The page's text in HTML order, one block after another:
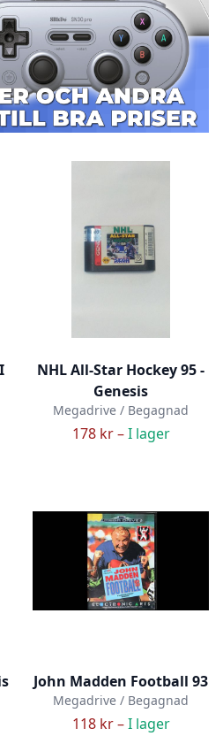
NHL All-Star Hockey 95 -
Genesis
Megadrive / Begagnad
178 kr –I lager
John Madden Football 93
Megadrive / Begagnad
118 kr –I lager